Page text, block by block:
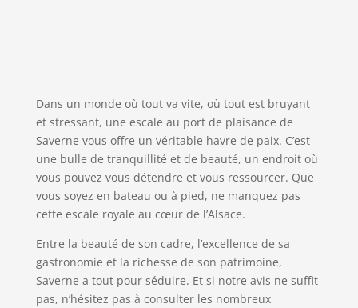
Dans un monde où tout va vite, où tout est bruyant
et stressant, une escale au port de plaisance de
Saverne vous offre un véritable havre de paix. C’est
une bulle de tranquillité et de beauté, un endroit où
vous pouvez vous détendre et vous ressourcer. Que
vous soyez en bateau ou à pied, ne manquez pas
cette escale royale au cœur de l’Alsace.
Entre la beauté de son cadre, l’excellence de sa
gastronomie et la richesse de son patrimoine,
Saverne a tout pour séduire. Et si notre avis ne suffit
pas, n’hésitez pas à consulter les nombreux